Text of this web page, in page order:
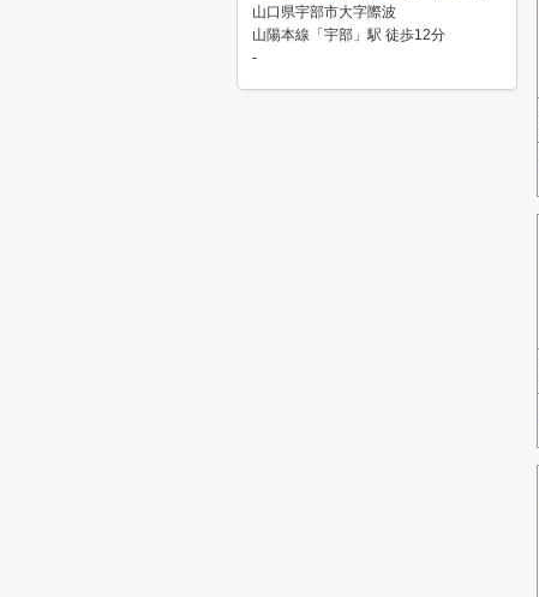
山口県宇部市大字際波
山陽本線「宇部」駅 徒歩12分
-